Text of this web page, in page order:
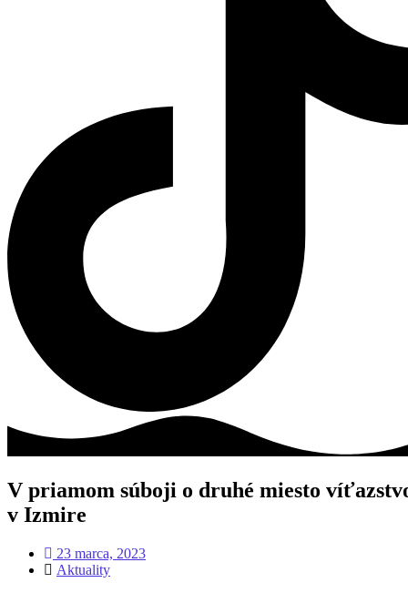
V priamom súboji o druhé miesto
v Izmire
23 marca, 2023
Aktuality